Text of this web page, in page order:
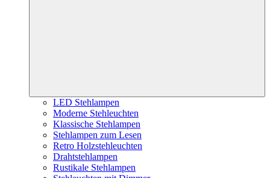
LED Stehlampen
Moderne Stehleuchten
Klassische Stehlampen
Stehlampen zum Lesen
Retro Holzstehleuchten
Drahtstehlampen
Rustikale Stehlampen